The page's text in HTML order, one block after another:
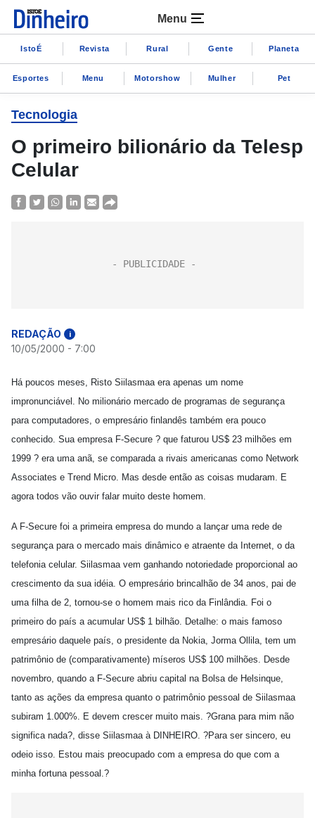
Menu
IstoÉ Revista Rural Gente Planeta
Esportes Menu Motorshow Mulher Pet
Tecnologia
O primeiro bilionário da Telesp
Celular
REDAÇÃO i
10/05/2000 - 7:00
Há poucos meses, Risto Siilasmaa era apenas um nome
impronunciável. No milionário mercado de programas de segurança
para computadores, o empresário finlandês também era pouco
conhecido. Sua empresa F-Secure ? que faturou US$ 23 milhões em
1999 ? era uma anã, se comparada a rivais americanas como Network
Associates e Trend Micro. Mas desde então as coisas mudaram. E
agora todos vão ouvir falar muito deste homem.
A F-Secure foi a primeira empresa do mundo a lançar uma rede de
segurança para o mercado mais dinâmico e atraente da Internet, o da
telefonia celular. Siilasmaa vem ganhando notoriedade proporcional ao
crescimento da sua idéia. O empresário brincalhão de 34 anos, pai de
uma filha de 2, tornou-se o homem mais rico da Finlândia. Foi o
primeiro do país a acumular US$ 1 bilhão. Detalhe: o mais famoso
empresário daquele país, o presidente da Nokia, Jorma Ollila, tem um
patrimônio de (comparativamente) míseros US$ 100 milhões. Desde
novembro, quando a F-Secure abriu capital na Bolsa de Helsinque,
tanto as ações da empresa quanto o patrimônio pessoal de Siilasmaa
subiram 1.000%. E devem crescer muito mais. ?Grana para mim não
significa nada?, disse Siilasmaa à DINHEIRO. ?Para ser sincero, eu
odeio isso. Estou mais preocupado com a empresa do que com a
minha fortuna pessoal.?